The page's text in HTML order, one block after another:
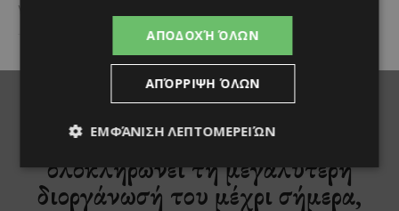
για τρία συνεχόμενα...
ΑΠΟΔΟΧΉ ΌΛΩΝ
ΑΠΌΡΡΙΨΗ ΌΛΩΝ
ΕΜΦΆΝΙΣΗ ΛΕΠΤΟΜΕΡΕΙΏΝ